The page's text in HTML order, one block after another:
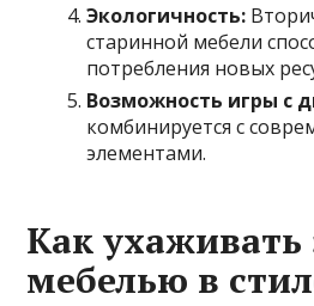
Экологичность:
старинной мебели
потребления новых
Возможность игры с
комбинируется с
элементами.
Как ухаживать
мебелью в